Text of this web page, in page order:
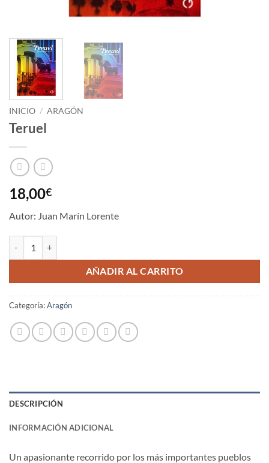
INICIO / ARAGÓN
Teruel
18,00€
Autor: Juan Marín Lorente
AÑADIR AL CARRITO
Categoría:Aragón
DESCRIPCIÓN
INFORMACIÓN ADICIONAL
Un apasionante recorrido por los más importantes pueblos